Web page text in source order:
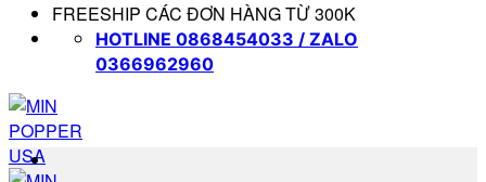
FREESHIP CÁC ĐƠN HÀNG TỪ 300K
HOTLINE 0868454033 / ZALO
0366962960